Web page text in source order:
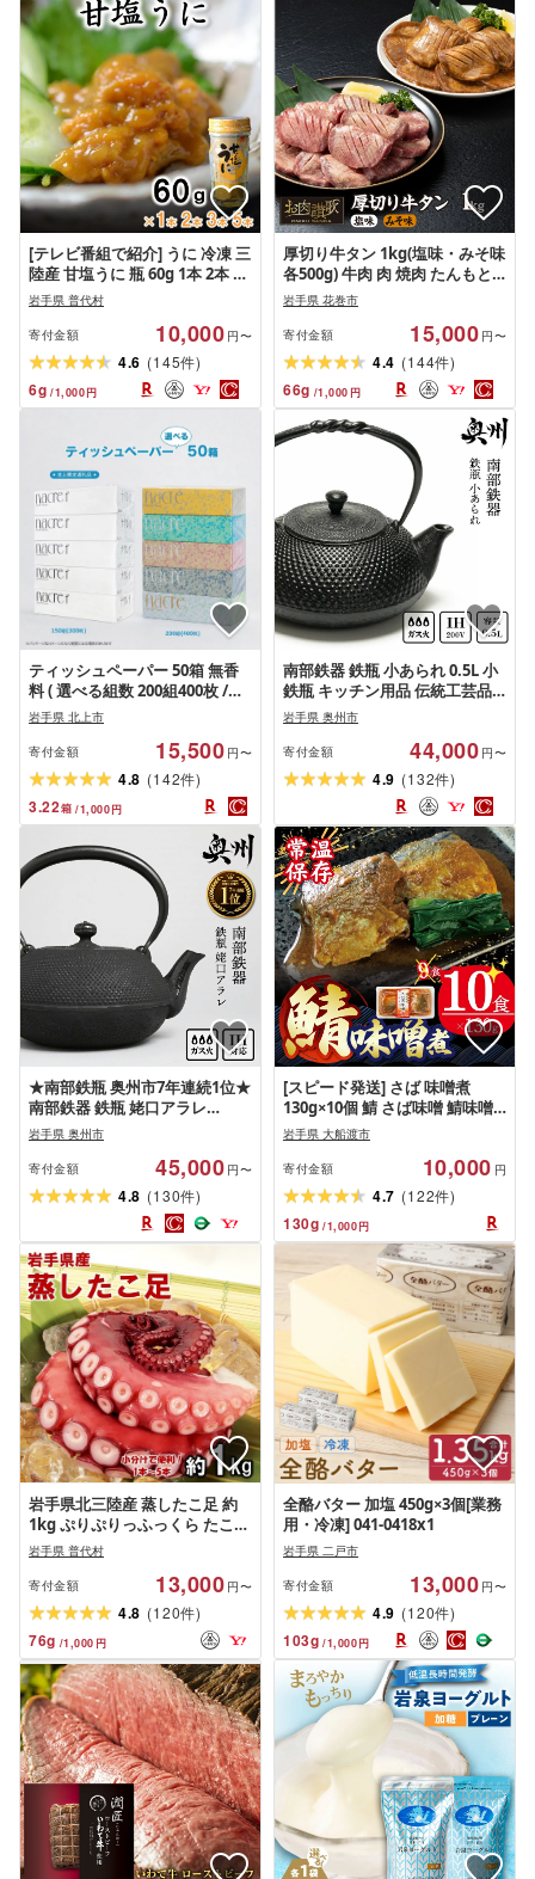
[テレビ番組で紹介] うに 冷凍 三
陸産 甘塩うに 瓶 60g 1本 2本 3
本 5本 ミョウバン不使用 岩手県
産 国産 [旬の時期の生うにを惜
しげもなく使った逸品] 雲丹 う
に ふるさと納税 海鮮 うに 瓶 瓶
詰 おつまみ おかず
岩手県 普代村
寄付金額 10,000 円〜
4.6 (145件)
6g /1,000円
厚切り牛タン 1kg(塩味・みそ味
各500g) 牛肉 肉 焼肉 たんもと
たんなか 塩タン 味噌タン 冷凍
真空パック 味付け肉 BBQ 焼肉
食べ比べ
岩手県 花巻市
寄付金額 15,000 円〜
4.4 (144件)
66g /1,000 円
ティッシュペーパー 50箱 無香
料 ( 選べる組数 200組400枚 /
150組300枚) ナクレ ナクレf テ
ィッシュ ボックスティッシュ
BOXティッシュ 日用品 生活応
援 消耗品 まとめ買い 常備品
SDGs 岩手県 北上市 三菱製紙
D0437/D0582
岩手県 北上市
寄付金額 15,500 円〜
4.8 (142件)
3.22箱 /1,000円
南部鉄器 鉄瓶 小あられ 0.5L 小
鉄瓶 キッチン用品 伝統工芸品
[及富作]IH対応 ガス やかん ケ
トル 日本製 白湯 鉄分 茶器 伝統
職人 岩手県 キッチンツール 食
器 日用品 雑貨 おしゃれ 人気 ラ
ンキング 贈答 プレゼント お祝
い 誕生日 結婚 [AK013]
岩手県 奥州市
寄付金額 44,000 円〜
4.9 (132件)
★南部鉄瓶 奥州市7年連続1位★
南部鉄器 鉄瓶 姥口アラレ
1.2L[及春鋳造所 作] 2人用 3人用
IH対応 ガス やかん ケトル 人気
ランキング 日本製 伝統工芸品
白湯 キッチン用品 日用品 鉄分
雑貨 [Y0035]
岩手県 奥州市
寄付金額 45,000 円〜
4.8 (130件)
[スピード発送] さば 味噌煮
130g×10個 鯖 さば味噌 鯖味噌
さばみそ 常温保存 常備食 防災
保存食 常温 備蓄 非常食 防災食
おかず 日持ち 惣菜 レトルト 常
温食品 魚 レンジ 小分け お裾分
け 味噌 煮物 海鮮 簡単調理 手軽
阿部長商店 岩手県 大船渡市
岩手県 大船渡市
寄付金額 10,000 円
4.7 (122件)
130g /1,000円
岩手県北三陸産 蒸したこ足 約
1kg ぷりぷりっふっくら たこ刺
身 たこ焼き
岩手県 普代村
寄付金額 13,000 円〜
4.8 (120件)
76g /1,000 円
全酪バター 加塩 450g×3個[業務
用・冷凍] 041-0418x1
岩手県 二戸市
寄付金額 13,000 円〜
4.9 (120件)
103g /1,000円